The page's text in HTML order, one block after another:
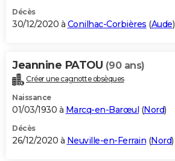
Décès
30/12/2020 à Conilhac-Corbières (Aude)
Jeannine PATOU (90 ans)
Créer une cagnotte obsèques
Naissance
01/03/1930 à Marcq-en-Barœul (Nord)
Décès
26/12/2020 à Neuville-en-Ferrain (Nord)